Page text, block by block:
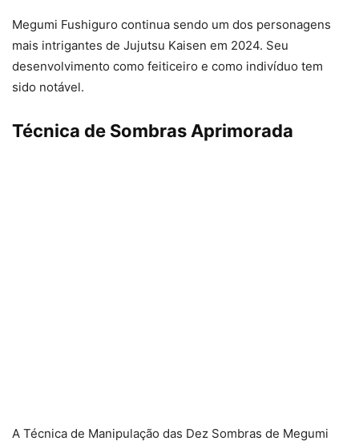
Megumi Fushiguro continua sendo um dos personagens
mais intrigantes de Jujutsu Kaisen em 2024. Seu
desenvolvimento como feiticeiro e como indivíduo tem
sido notável.
Técnica de Sombras Aprimorada
A Técnica de Manipulação das Dez Sombras de Megumi